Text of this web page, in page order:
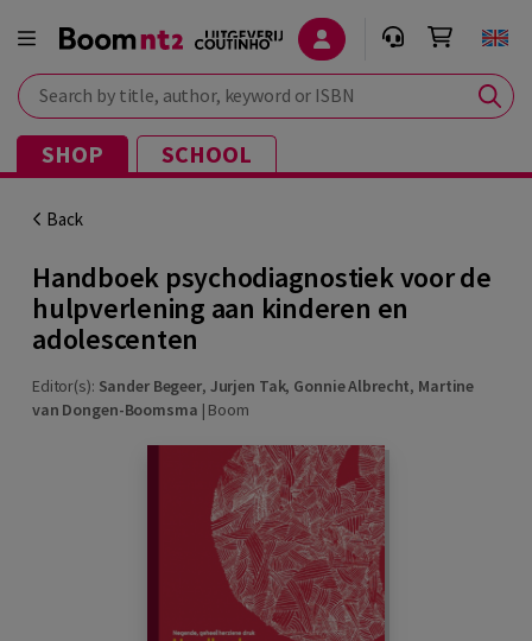
Search by title, author, keyword or ISBN
SHOP SCHOOL
Back
Handboek psychodiagnostiek voor de
hulpverlening aan kinderen en
adolescenten
Editor(s): Sander Begeer, Jurjen Tak, Gonnie Albrecht, Martine
van Dongen-Boomsma | Boom